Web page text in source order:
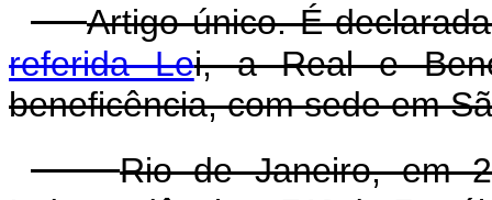
Artigo único. É
referida Lei, a Real e
beneficência, com sede em
Rio de Janeiro, em